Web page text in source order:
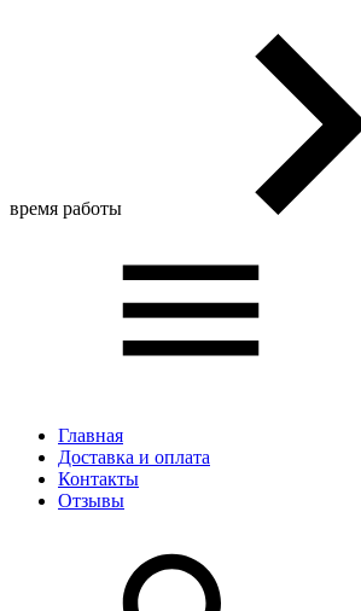
время работы
Главная
Доставка и оплата
Контакты
Отзывы